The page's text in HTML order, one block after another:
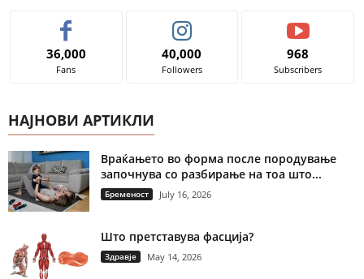
36,000
Fans
40,000
Followers
968
Subscribers
НАЈНОВИ АРТИКЛИ
Враќањето во форма после породување
започнува со разбирање на тоа што...
Бременост July 16, 2026
Што претставува фасција?
Здравје May 14, 2026